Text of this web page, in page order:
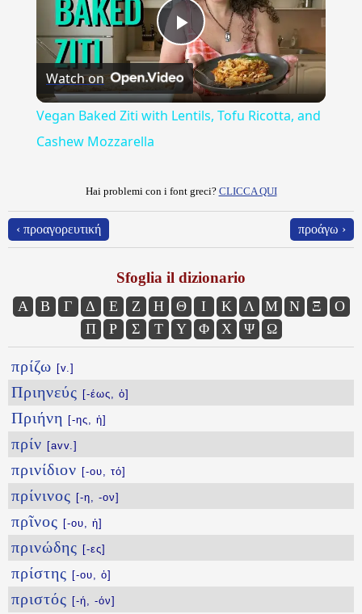
Play
Video
Watch on
Vegan Baked Ziti with Lentils, Tofu Ricotta, and
Cashew Mozzarella
Hai problemi con i font greci? CLICCA QUI
‹ προαγορευτική προάγω ›
Sfoglia il dizionario
Α Β Γ Δ Ε Ζ Η Θ Ι Κ Λ Μ Ν Ξ
Ο
Π
Ρ Σ Τ Υ Φ Χ Ψ Ω
πρίζω [v.]
Πριηνεύς [-έως, ὁ]
Πριήνη [-ης, ἡ]
πρίν [avv.]
πρινίδιον [-ου, τό]
πρίνινος [-η, -ον]
πρῖνος [-ου, ἡ]
πρινώδης [-ες]
πρίστης [-ου, ὁ]
πριστός [-ή, -όν]